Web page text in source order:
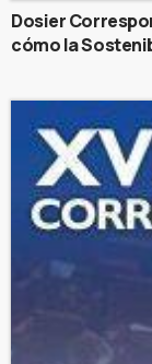
Dosier
cómo la